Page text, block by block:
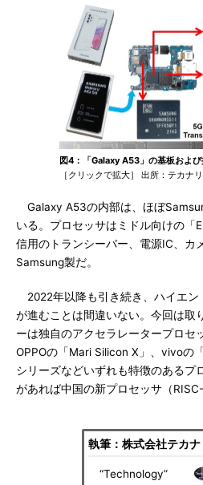
図4：「Galaxy A53」の基板およ
［クリックで拡大］ 出所：テカナ
Galaxy A53の内部は、ほぼ
いる。プロセッサはミドル向けの「
信用のトランシーバー、電源IC、カ
Samsung製だ。
2022年以降も引き続き、ハイエン
が進むことは間違いない。今回は取
ーは独自のアクセラレータープロセ
OPPOの「Mari Silicon X」、vivoの
シリーズなどいずれも特徴のあるプ
があれば中国の新プロセッサ（
執筆：株式会社テカナ
“Technology”